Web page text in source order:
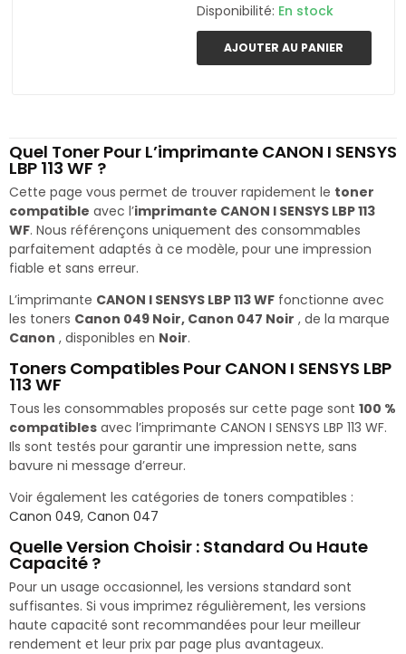
Disponibilité: En stock
AJOUTER AU PANIER
Quel Toner Pour L’imprimante CANON I SENSYS
LBP 113 WF ?
Cette page vous permet de trouver rapidement le toner
compatible avec l’imprimante CANON I SENSYS LBP 113
WF. Nous référençons uniquement des consommables
parfaitement adaptés à ce modèle, pour une impression
fiable et sans erreur.
L’imprimante CANON I SENSYS LBP 113 WF fonctionne avec
les toners Canon 049 Noir, Canon 047 Noir , de la marque
Canon , disponibles en Noir.
Toners Compatibles Pour CANON I SENSYS LBP
113 WF
Tous les consommables proposés sur cette page sont 100 %
compatibles avec l’imprimante CANON I SENSYS LBP 113 WF.
Ils sont testés pour garantir une impression nette, sans
bavure ni message d’erreur.
Voir également les catégories de toners compatibles :
Canon 049, Canon 047
Quelle Version Choisir : Standard Ou Haute
Capacité ?
Pour un usage occasionnel, les versions standard sont
suffisantes. Si vous imprimez régulièrement, les versions
haute capacité sont recommandées pour leur meilleur
rendement et leur prix par page plus avantageux.